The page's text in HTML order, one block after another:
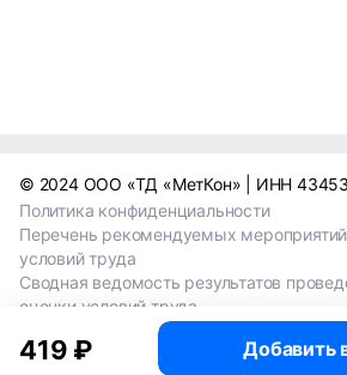
419 ₽ Добавить
© 2024 ООО «ТД «МетКон» | ИНН
Политика конфиденциальности
Перечень рекомендуемых
условий труда
Сводная ведомость результатов
оценки условий труда
Сводная ведомость результатов
оценки условий труда 2024